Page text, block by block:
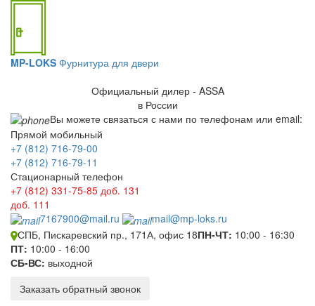
MP-LOKS Фурнитура для двери
Официальный дилер - ASSA
в России
Вы можете связаться с нами по телефонам или email:
Прямой мобильный
+7 (812) 716-79-00
+7 (812) 716-79-11
Стационарный телефон
+7 (812) 331-75-85 доб. 131
доб. 111
7167900@mail.ru
mail@mp-loks.ru
СПБ, Пискаревский пр., 171А, офис 18ПН-ЧТ: 10:00 - 16:30
ПТ: 10:00 - 16:00
СБ-ВС: выходной
Заказать обратный звонок